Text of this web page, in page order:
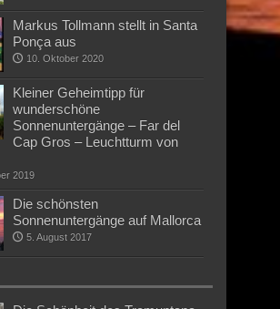
Markus Tollmann stellt in Santa
Ponça aus
10. Oktober 2020
Kleiner Geheimtipp für
wunderschöne
Sonnenuntergänge – Far del
Cap Gros – Leuchtturm von
2019
Die schönsten
Sonnenuntergänge auf Mallorca
5. August 2017